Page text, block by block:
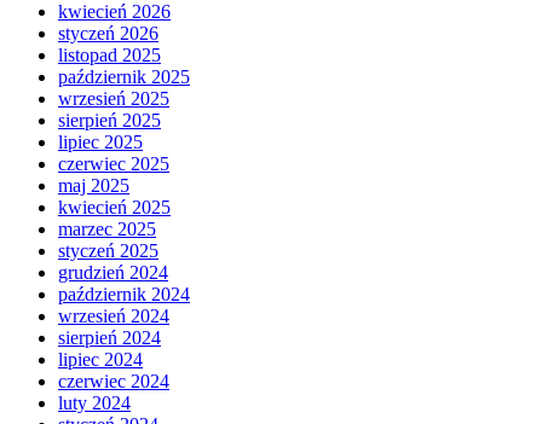
kwiecień 2026
styczeń 2026
listopad 2025
październik 2025
wrzesień 2025
sierpień 2025
lipiec 2025
czerwiec 2025
maj 2025
kwiecień 2025
marzec 2025
styczeń 2025
grudzień 2024
październik 2024
wrzesień 2024
sierpień 2024
lipiec 2024
czerwiec 2024
luty 2024